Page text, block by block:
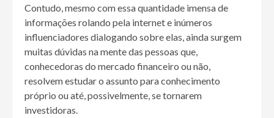
Contudo, mesmo com essa quantidade imensa de
informações rolando pela internet e inúmeros
influenciadores dialogando sobre elas, ainda surgem
muitas dúvidas na mente das pessoas que,
conhecedoras do mercado financeiro ou não,
resolvem estudar o assunto para conhecimento
próprio ou até, possivelmente, se tornarem
investidoras.